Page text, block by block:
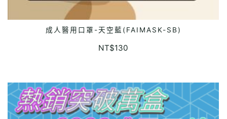
ADD TO CART
成人醫用口罩-天空藍(FAIMASK-SB)
NT$130